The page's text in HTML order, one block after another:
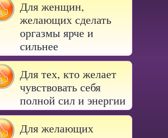
Для женщин,
желающих сделать
оргазмы ярче и
сильнее
Для тех, кто желает
чувствовать себя
полной сил и энергии
Для желающих